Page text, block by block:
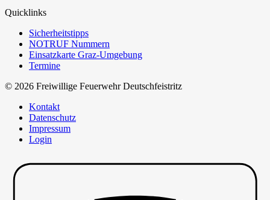
Quicklinks
Sicherheitstipps
NOTRUF Nummern
Einsatzkarte Graz-Umgebung
Termine
© 2026 Freiwillige Feuerwehr Deutschfeistritz
Kontakt
Datenschutz
Impressum
Login